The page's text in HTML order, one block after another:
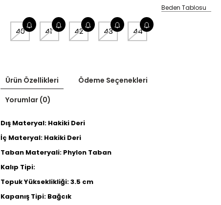
Beden Tablosu
40 41 42 43 44
Ürün Özellikleri
Ödeme Seçenekleri
Yorumlar (0)
Dış Materyal: Hakiki Deri
İç Materyal: Hakiki Deri
Taban Materyali: Phylon Taban
Kalıp Tipi:
Topuk Yükseklikliği: 3.5 cm
Kapanış Tipi: Bağcık